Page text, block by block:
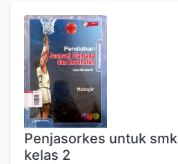
Penjasorkes untuk smk
kelas 2